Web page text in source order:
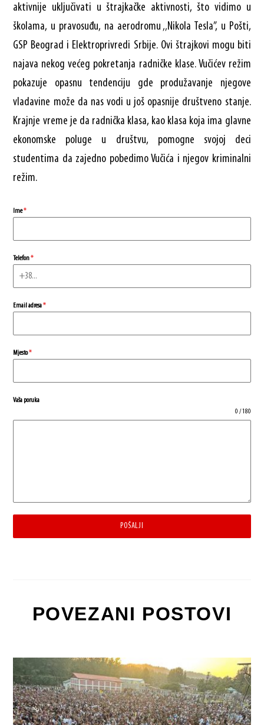
aktivnije uključivati u štrajkačke aktivnosti, što vidimo u
školama, u pravosuđu, na aerodromu ‚‚Nikola Tesla”, u Pošti,
GSP Beograd i Elektroprivredi Srbije. Ovi štrajkovi mogu biti
najava nekog većeg pokretanja radničke klase. Vučićev režim
pokazuje opasnu tendenciju gde produžavanje njegove
vladavine može da nas vodi u još opasnije društveno stanje.
Krajnje vreme je da radnička klasa, kao klasa koja ima glavne
ekonomske poluge u društvu, pomogne svojoj deci
studentima da zajedno pobedimo Vučića i njegov kriminalni
režim.
Ime*
Telefon*
Email adresa*
Mjesto*
Vaša poruka
0 / 180
POŠALJI
POVEZANI POSTOVI